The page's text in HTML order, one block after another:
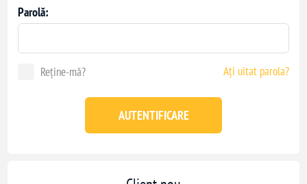
Parolă:
Reține-mă? Ați uitat parola?
AUTENTIFICARE